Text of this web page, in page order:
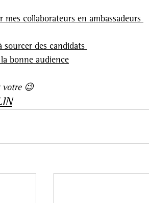
mes collaborateurs en ambassadeurs
sourcer des candidats
bonne audience
votre 😉